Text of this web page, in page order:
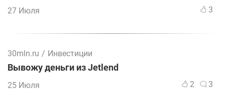
27 Июля 3
30mln.ru / Инвестиции
Вывожу деньги из Jetlend
25 Июля 2 3